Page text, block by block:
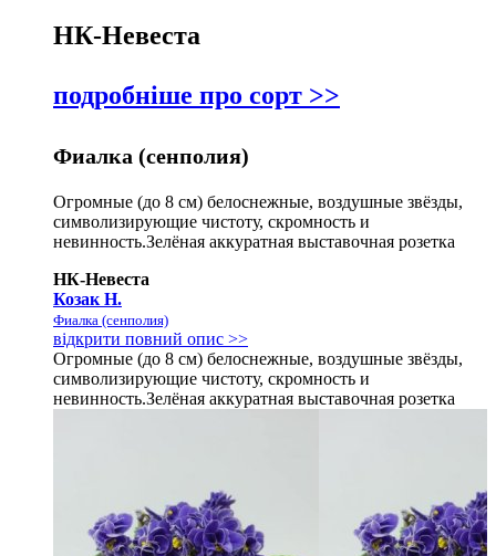
НК-Невеста
подробніше про сорт >>
Фиалка (сенполия)
Огромные (до 8 см) белоснежные, воздушные звёзды,
символизирующие чистоту, скромность и
невинность.Зелёная аккуратная выставочная розетка
НК-Невеста
Козак Н.
Фиалка (сенполия)
відкрити повний опис >>
Огромные (до 8 см) белоснежные, воздушные звёзды,
символизирующие чистоту, скромность и
невинность.Зелёная аккуратная выставочная розетка